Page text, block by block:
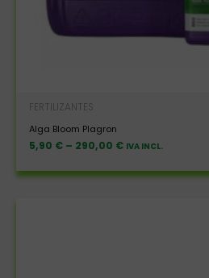
FERTILIZANTES
Alga Bloom Plagron
5,90 € – 290,00 € IVA INCL.